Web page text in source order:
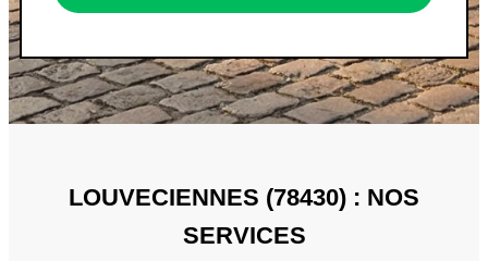
LOUVECIENNES (78430) : NOS
SERVICES